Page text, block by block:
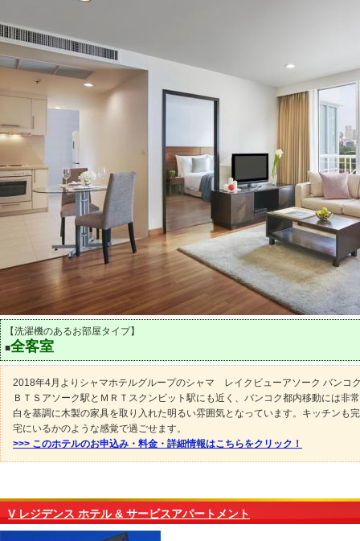
【洗濯機のあるお部屋タイプ】
■全客室
2018年4月よりシャマホテルグループのシャマ レイクビューアソーク バンコ
ＢＴＳアソーク駅とＭＲＴスクンビット駅にも近く、バンコク都内移動には非
白を基調に木製の家具を取り入れた明るい雰囲気となっています。キッチンも
宅にいるかのような感覚で過ごせます。
>>> このホテルのお申込み・料金・詳細情報はこちらをクリック！
V レジデンス ホテル & サービスアパートメント